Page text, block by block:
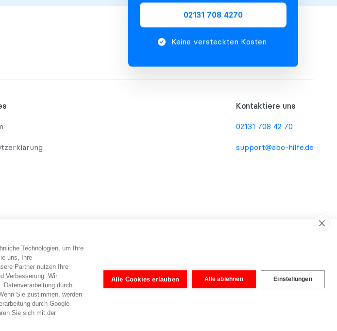
02131 708 4270
Keine versteckten Kosten
Kontaktiere uns
02131 708 42 70
support@abo-hilfe.de
und Tricks rund um das Thema Verbraucherschutz. Die Informationsweitergabe an den
abo-hilfe.de keine Rechtsdienstleistung oder Rechtsberatung. Unabhängig von der
und Online-Formulare wurden von Rechtsanwälten aufgebaut, um eine vereinfachte
Einzelfall durch einen Anwalt nötig. Erst nach Prüfung der eingereichten Unterlagen kann eine
Technologien, um Ihre
uns, Ihre
Partner nutzen Ihre
Verbesserung: Wir
Datenverarbeitung durch
Sie zustimmen, werden
durch Google
Sie sich mit der
Alle Cookies erlauben Alle ablehnen Einstellungen